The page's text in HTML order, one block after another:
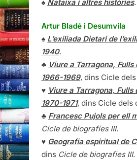
♠ Nataixa i altres històries.
Artur Bladé i Desumvila
♠ L’exiliada Dietari de
1940.
♣ Viure a Tarragona, Fulls
1966-1969, dins Cicle
♥ Viure a Tarragona, Fulls
1970-1971, dins Cicle dels
♣ Francesc Pujols per ell
Cicle de biografies III.
♥ Geografia espiritual de
dins Cicle de biografies III.